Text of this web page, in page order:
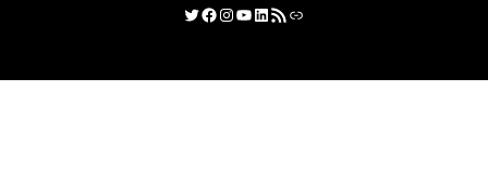
X Facebook
Instagram
YouTube
LinkedIn
RSS 資訊提供連結